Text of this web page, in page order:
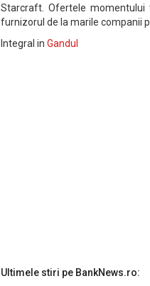
Starcraft. Ofertele
furnizorul de la marile companii
Integral in Gandul
Ultimele stiri pe BankNews.ro: